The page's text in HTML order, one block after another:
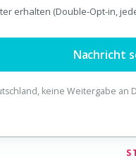
erhalten (Double-Opt-in,
Nachricht
keine Weitergabe an